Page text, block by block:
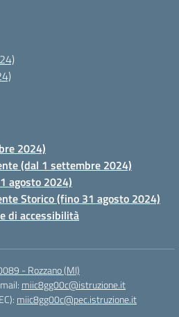
2024)
(dal 1 settembre 2024)
agosto 2024)
Storico (fino 31 agosto 2024)
di accessibilità
- Rozzano (MI)
miic8gg00c@istruzione.it
miic8gg00c@pec.istruzione.it